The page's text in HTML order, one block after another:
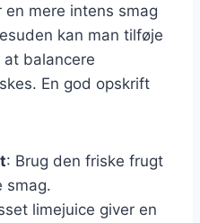
mere intens smag
kan man tilføje
balancere
En god opskrift
: Brug den friske frugt
smag.
limejuice giver en